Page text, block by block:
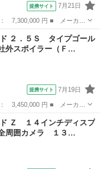
提携サイト 7月21日
ハイブリッド ■ グレード
ナーミラー シートヒータ
ド ２．５Ｓ タイプゴール
スポイラー（Ｆ…
提携サイト 7月19日
■ グレード名： ２．５
ポイラー（Ｆ・Ｓ・Ｒ）
ド Ｚ １４インチディスプ
周囲カメラ １３…